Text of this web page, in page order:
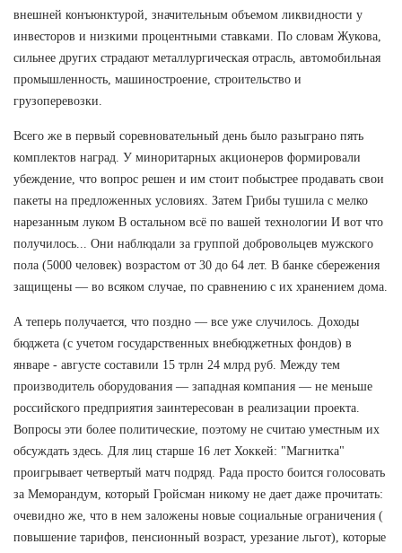
внешней конъюнктурой, значительным объемом ликвидности у
инвесторов и низкими процентными ставками. По словам Жукова,
сильнее других страдают металлургическая отрасль, автомобильная
промышленность, машиностроение, строительство и
грузоперевозки.
Всего же в первый соревновательный день было разыграно пять
комплектов наград. У миноритарных акционеров формировали
убеждение, что вопрос решен и им стоит побыстрее продавать свои
пакеты на предложенных условиях. Затем Грибы тушила с мелко
нарезанным луком В остальном всё по вашей технологии И вот что
получилось... Они наблюдали за группой добровольцев мужского
пола (5000 человек) возрастом от 30 до 64 лет. В банке сбережения
защищены — во всяком случае, по сравнению с их хранением дома.
А теперь получается, что поздно — все уже случилось. Доходы
бюджета (с учетом государственных внебюджетных фондов) в
январе - августе составили 15 трлн 24 млрд руб. Между тем
производитель оборудования — западная компания — не меньше
российского предприятия заинтересован в реализации проекта.
Вопросы эти более политические, поэтому не считаю уместным их
обсуждать здесь. Для лиц старше 16 лет Хоккей: "Магнитка"
проигрывает четвертый матч подряд. Рада просто боится голосовать
за Меморандум, который Гройсман никому не дает даже прочитать:
очевидно же, что в нем заложены новые социальные ограничения (
повышение тарифов, пенсионный возраст, урезание льгот), которые